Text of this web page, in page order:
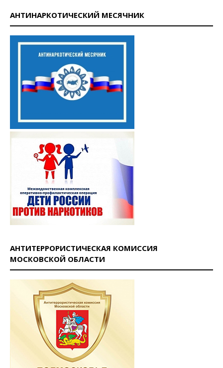
АНТИНАРКОТИЧЕСКИЙ МЕСЯЧНИК
АНТИТЕРРОРИСТИЧЕСКАЯ КОМИССИЯ
МОСКОВСКОЙ ОБЛАСТИ